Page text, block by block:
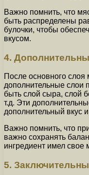
Важно помнить, что
быть распределены
булочки, чтобы
вкусом.
4.
После основного
дополнительные слои
быть слой сыра, слой
т.д. Эти
дополнительный вкус и
Важно помнить, что
важно сохранять
ингредиент имел свое
5.